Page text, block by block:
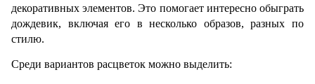
декоративных элементов. Это помогает интересно обыграть
дождевик, включая его в несколько образов, разных по
стилю.
Среди вариантов расцветок можно выделить: